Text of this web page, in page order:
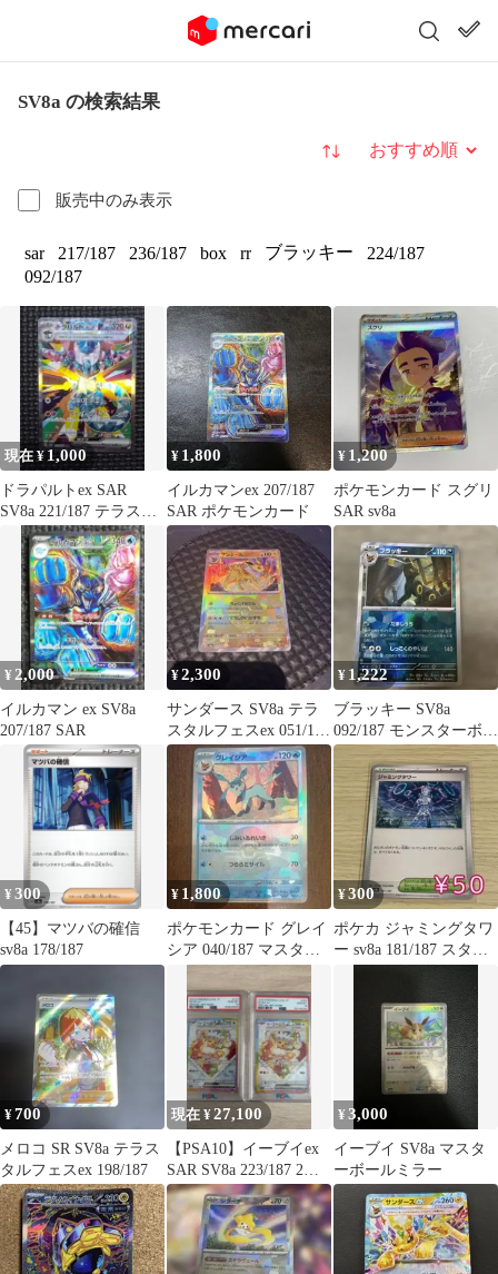
SV8a の検索結果
販売中のみ表示
並び替え
sar 217/187 236/187 box rr ブラッキー
224/187
092/187
現在 ¥ 1,000
ドラパルトex SAR
SV8a 221/187 テラスタ
ルフェスex
¥ 1,800
イルカマンex 207/187
SAR ポケモンカード
¥ 1,200
ポケモンカード スグリ
SAR sv8a
¥ 2,000
イルカマン ex SV8a
207/187 SAR
¥2,300
サンダース SV8a テラ
スタルフェスex 051/187
マスターボールミラー
¥ 1,222
ブラッキー SV8a
092/187 モンスターボー
ルミラー
¥300
【45】マツバの確信
sv8a 178/187
¥ 1,800
ポケモンカード グレイ
シア 040/187 マスター
ボールミラー SV8a
¥300
ポケカ ジャミングタワ
ー sv8a 181/187 スタジ
¥700
メロコ SR SV8a テラス
タルフェスex 198/187
現在 ¥27,100
【PSA10】イーブイex
SAR SV8a 223/187 2枚
セット
¥3,000
イーブイ SV8a マスタ
ーボールミラー